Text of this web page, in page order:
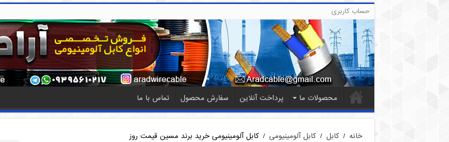
حساب کاربری
محصولات ما پرداخت آنلاین سفارش محصول تماس با ما
خانه / کابل / کابل آلومینیومی / کابل آلومینیومی خرید برند مسین قیمت روز